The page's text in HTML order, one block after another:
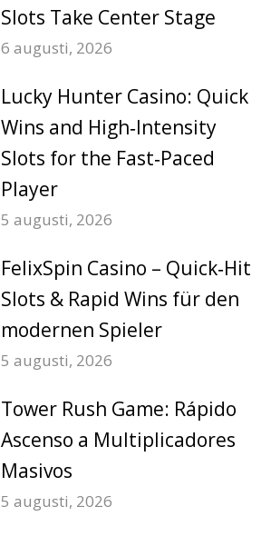
Slots Take Center Stage
6 augusti, 2026
Lucky Hunter Casino: Quick
Wins and High‑Intensity
Slots for the Fast‑Paced
Player
5 augusti, 2026
FelixSpin Casino – Quick‑Hit
Slots & Rapid Wins für den
modernen Spieler
5 augusti, 2026
Tower Rush Game: Rápido
Ascenso a Multiplicadores
Masivos
5 augusti, 2026